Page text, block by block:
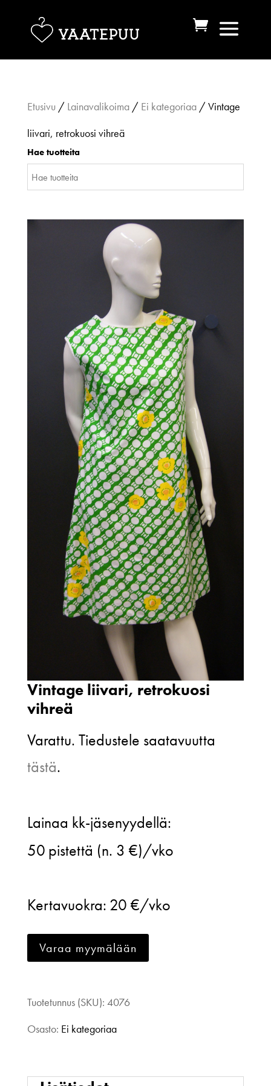
Etusivu / Lainavalikoima/ Ei kategoriaa/ Vintage
liivari, retrokuosi vihreä
Hae tuotteita
Vintage liivari, retrokuosi
vihreä
Varattu. Tiedustele saatavuutta
tästä.
liivari,
retrokuosi
määrä
Lainaa kk-jäsenyydellä:
50 pistettä (n. 3 €)/vko
Kertavuokra: 20 €/vko
Varaa myymälään
Tuotetunnus (SKU): 4076
Osasto: Ei kategoriaa